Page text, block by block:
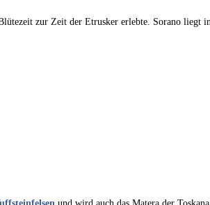
zur Zeit der Etrusker erlebte. Sorano liegt